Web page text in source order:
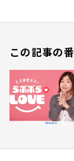
この記事の